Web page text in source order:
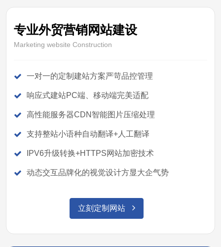
专业外贸营销网站建设
Marketing website Construction
一对一的定制建站方案严苛品控管理
响应式建站PC端、移动端完美适配
高性能服务器CDN智能图片压缩处理
支持整站小语种自动翻译+人工翻译
IPV6升级转换+HTTPS网站加密技术
动态交互品牌化的视觉设计方显大企气势
立刻定制网站